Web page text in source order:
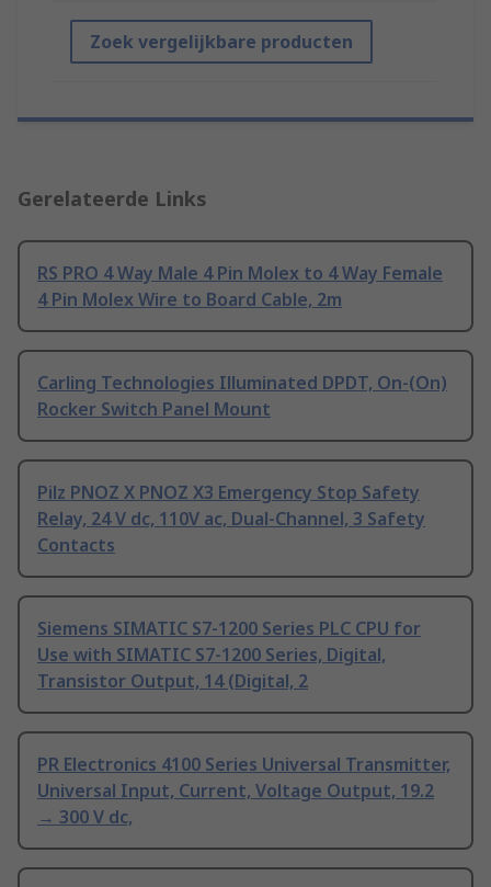
Zoek vergelijkbare producten
Gerelateerde Links
RS PRO 4 Way Male 4 Pin Molex to 4 Way Female
4 Pin Molex Wire to Board Cable, 2m
Carling Technologies Illuminated DPDT, On-(On)
Rocker Switch Panel Mount
Pilz PNOZ X PNOZ X3 Emergency Stop Safety
Relay, 24 V dc, 110V ac, Dual-Channel, 3 Safety
Contacts
Siemens SIMATIC S7-1200 Series PLC CPU for
Use with SIMATIC S7-1200 Series, Digital,
Transistor Output, 14 (Digital, 2
PR Electronics 4100 Series Universal Transmitter,
Universal Input, Current, Voltage Output, 19.2
→ 300 V dc,